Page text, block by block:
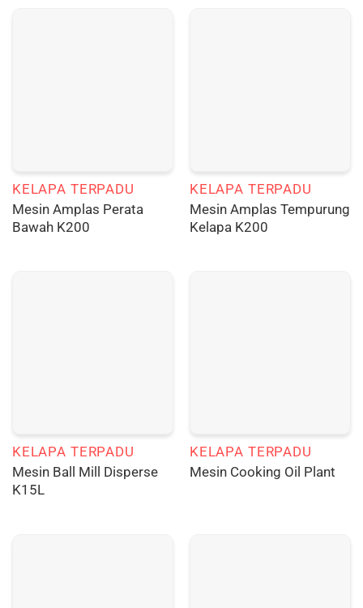
KELAPA TERPADU
Mesin Amplas Perata
Bawah K200
KELAPA TERPADU
Mesin Amplas Tempurung
Kelapa K200
KELAPA TERPADU
Mesin Ball Mill Disperse
K15L
KELAPA TERPADU
Mesin Cooking Oil Plant